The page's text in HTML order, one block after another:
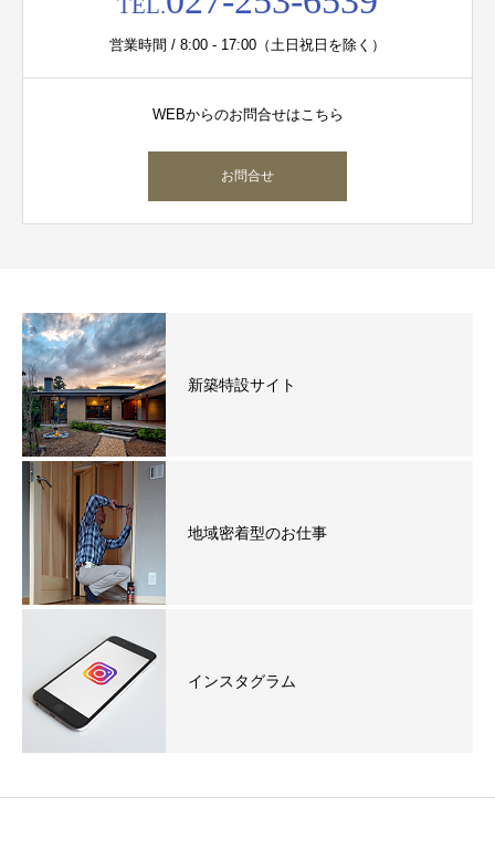
営業時間 / 8:00 - 17:00（土日祝日を除く）
WEBからのお問合せはこちら
お問合せ
新築特設サイト
地域密着型のお仕事
インスタグラム